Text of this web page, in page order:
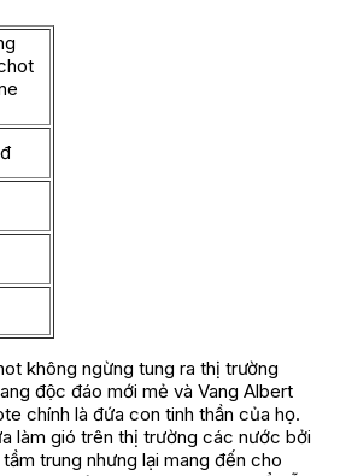
không ngừng tung ra thị trường
độc đáo mới mẻ và Vang Albert
chính là đứa con tinh thần của họ.
làm gió trên thị trường các nước bởi
trung nhưng lại mang đến cho